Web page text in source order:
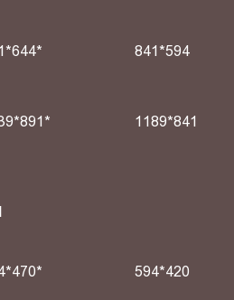
841*594
1189*841
594*420